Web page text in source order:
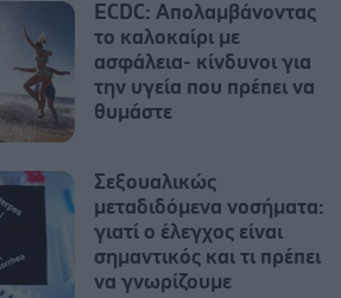
ECDC: Απολαμβάνοντας
το καλοκαίρι με
ασφάλεια- κίνδυνοι για
την υγεία που πρέπει να
θυμάστε
Σεξουαλικώς
μεταδιδόμενα νοσήματα:
γιατί ο έλεγχος είναι
σημαντικός και τι πρέπει
να γνωρίζουμε